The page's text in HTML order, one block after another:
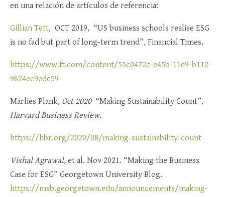
en una relación de artículos de referencia:
Gillian Tett, OCT 2019, “US business schools realise ESG
is no fad but part of long-term trend”, Financial Times,
https://www.ft.com/content/55c0472c-e45b-11e9-b112-
9624ec9edc59
Marlies Plank, Oct 2020 “Making Sustainability Count”,
Harvard Business Review.
https://hbr.org/2020/08/making-sustainability-count
Vishal Agrawal, et al. Nov 2021. “Making the Business
Case for ESG” Georgetown University Blog.
https://msb.georgetown.edu/announcements/making-